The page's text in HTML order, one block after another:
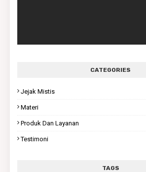
CATEGORIES
Jejak Mistis
Materi
Produk Dan Layanan
Testimoni
TAGS